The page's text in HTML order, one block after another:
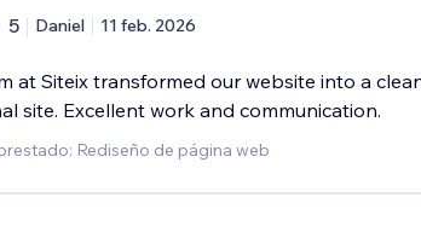
5 Daniel 11 feb. 2026
at Siteix transformed our website into a
site. Excellent work and communication.
Rediseño de página web